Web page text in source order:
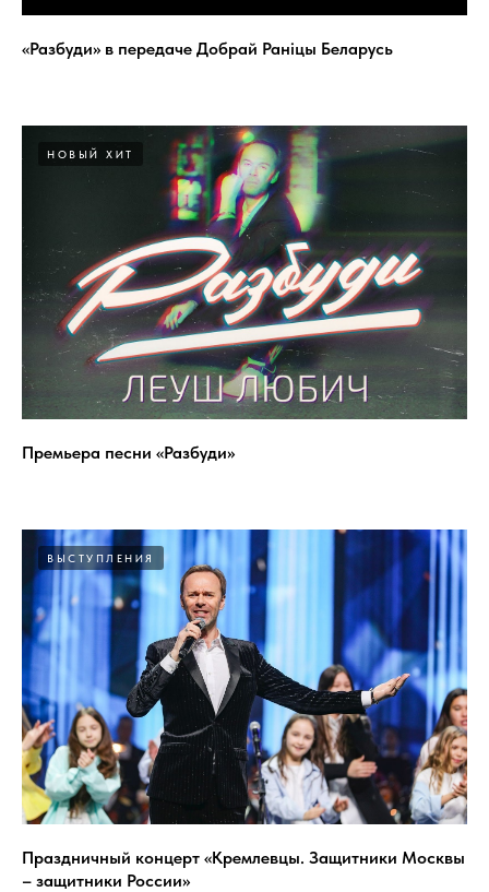
«Разбуди» в передаче Добрай Ранiцы Беларусь
НОВЫЙ ХИТ
Премьера песни «Разбуди»
ВЫСТУПЛЕНИЯ
Праздничный концерт «Кремлевцы. Защитники Москвы
– защитники России»